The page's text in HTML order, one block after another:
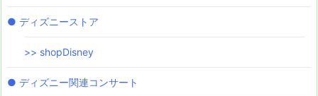
● ディズニーストア
>> shopDisney
● ディズニー関連コンサート